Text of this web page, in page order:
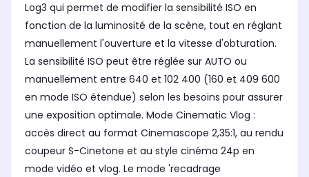
Log3 qui permet de modifier la sensibilité ISO en
fonction de la luminosité de la scène, tout en réglant
manuellement l'ouverture et la vitesse d'obturation.
La sensibilité ISO peut être réglée sur AUTO ou
manuellement entre 640 et 102 400 (160 et 409 600
en mode ISO étendue) selon les besoins pour assurer
une exposition optimale. Mode Cinematic Vlog :
accès direct au format Cinemascope 2,35:1, au rendu
coupeur S-Cinetone et au style cinéma 24p en
mode vidéo et vlog. Le mode 'recadrage